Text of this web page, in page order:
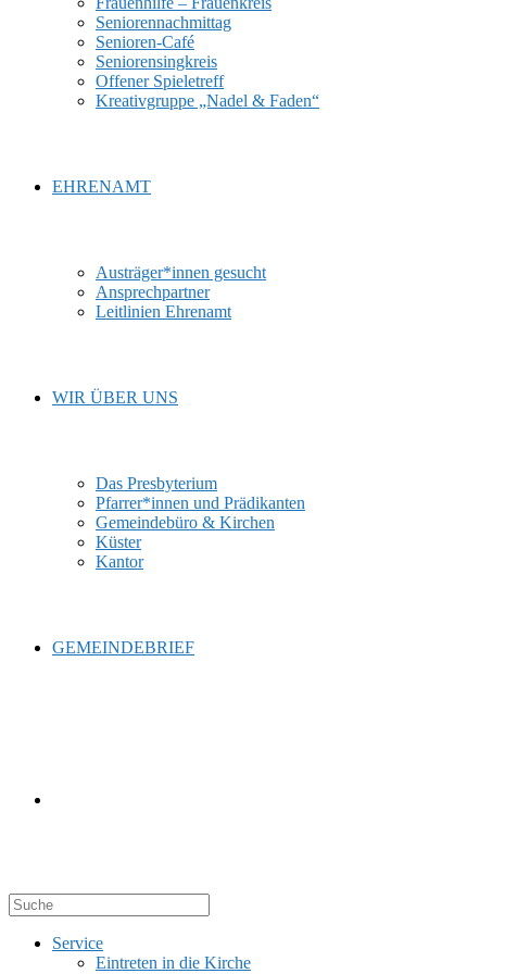
Seniorennachmittag
Senioren-Café
Seniorensingkreis
Offener Spieletreff
Kreativgruppe „Nadel & Faden“
EHRENAMT
Austräger*innen gesucht
Ansprechpartner
Leitlinien Ehrenamt
WIR ÜBER UNS
Das Presbyterium
Pfarrer*innen und Prädikanten
Gemeindebüro & Kirchen
Küster
Kantor
GEMEINDEBRIEF
SUCHE
Service
Eintreten in die Kirche